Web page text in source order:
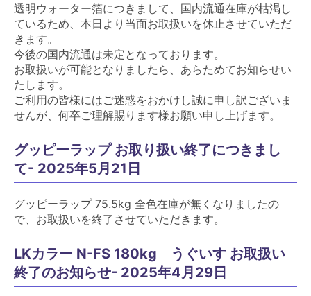
透明ウォーター箔につきまして、国内流通在庫が枯渇し
ているため、本日より当面お取扱いを休止させていただ
きます。
今後の国内流通は未定となっております。
お取扱いが可能となりましたら、あらためてお知らせい
たします。
ご利用の皆様にはご迷惑をおかけし誠に申し訳ございま
せんが、何卒ご理解賜ります様お願い申し上げます。
グッピーラップ お取り扱い終了につきまし
て- 2025年5月21日
グッピーラップ 75.5kg 全色在庫が無くなりましたの
で、お取扱いを終了させていただきます。
LKカラー N-FS 180kg うぐいす お取扱い
終了のお知らせ- 2025年4月29日